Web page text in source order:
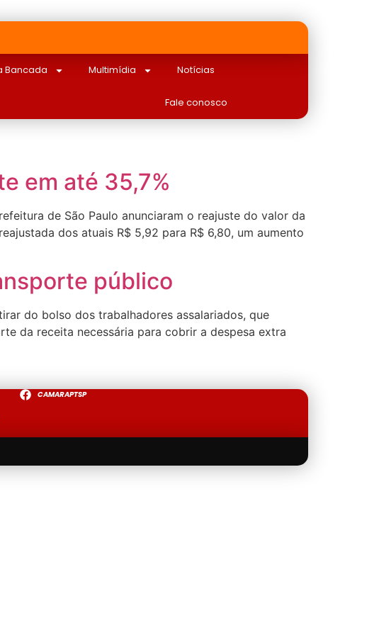
Bancada Multimídia Notícias
Fale conosco
em até 35,7%
de São Paulo anunciaram o reajuste do valor da
dos atuais R$ 5,92 para R$ 6,80, um aumento
público
do bolso dos trabalhadores assalariados, que
da receita necessária para cobrir a despesa extra
CAMARAPTSP